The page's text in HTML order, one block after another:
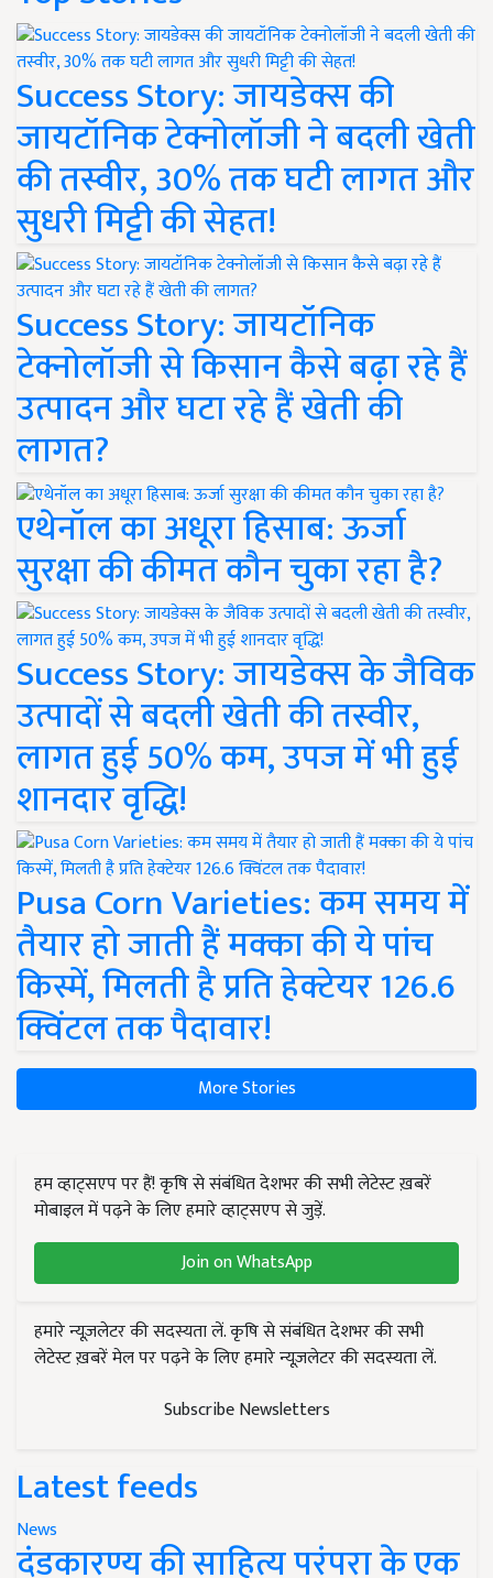
Success Story: जायडेक्स की
जायटॉनिक टेक्नोलॉजी ने बदली खेती
की तस्वीर, 30% तक घटी लागत और
सुधरी मिट्टी की सेहत!
Success Story: जायटॉनिक
टेक्नोलॉजी से किसान कैसे बढ़ा रहे हैं
उत्पादन और घटा रहे हैं खेती की
लागत?
एथेनॉल का अधूरा हिसाब: ऊर्जा
सुरक्षा की कीमत कौन चुका रहा है?
Success Story: जायडेक्स के जैविक
उत्पादों से बदली खेती की तस्वीर,
लागत हुई 50% कम, उपज में भी हुई
शानदार वृद्धि!
Pusa Corn Varieties: कम समय में
तैयार हो जाती हैं मक्का की ये पांच
किस्में, मिलती है प्रति हेक्टेयर 126.6
क्विंटल तक पैदावार!
More Stories
हम व्हाट्सएप पर हैं! कृषि से संबंधित देशभर की सभी लेटेस्ट ख़बरें
मोबाइल में पढ़ने के लिए हमारे व्हाट्सएप से जुड़ें.
Join on WhatsApp
हमारे न्यूज़लेटर की सदस्यता लें. कृषि से संबंधित देशभर की सभी
लेटेस्ट ख़बरें मेल पर पढ़ने के लिए हमारे न्यूज़लेटर की सदस्यता लें.
Subscribe Newsletters
Latest feeds
News
दंडकारण्य की साहित्य परंपरा के एक